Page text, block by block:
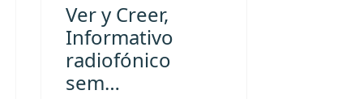
Ver y Creer,
Informativo
radiofónico
sem…